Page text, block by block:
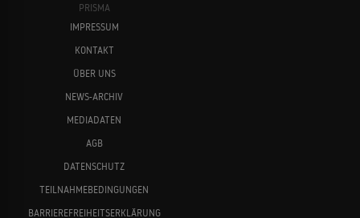
PRISMA
IMPRESSUM
KONTAKT
ÜBER UNS
NEWS-ARCHIV
MEDIADATEN
AGB
DATENSCHUTZ
TEILNAHMEBEDINGUNGEN
BARRIEREFREIHEITSERKLÄRUNG